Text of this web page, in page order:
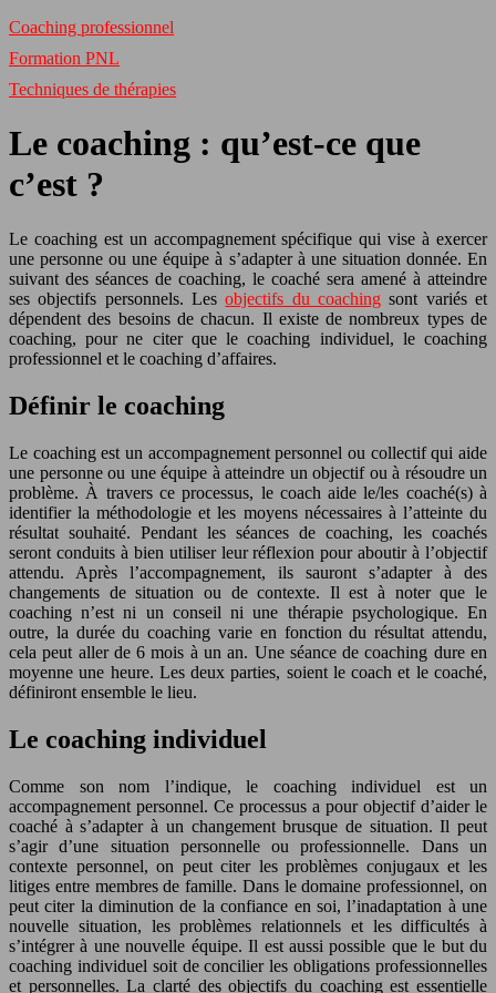
Coaching professionnel
Formation PNL
Techniques de thérapies
Le coaching : qu’est-ce que
c’est ?
Le coaching est un accompagnement spécifique qui vise à exercer
une personne ou une équipe à s’adapter à une situation donnée. En
suivant des séances de coaching, le coaché sera amené à atteindre
ses objectifs personnels. Lesobjectifs du coaching sont variés et
dépendent des besoins de chacun. Il existe de nombreux types de
coaching, pour ne citer que le coaching individuel, le coaching
professionnel et le coaching d’affaires.
Définir le coaching
Le coaching est un accompagnement personnel ou collectif qui aide
une personne ou une équipe à atteindre un objectif ou à résoudre un
problème. À travers ce processus, le coach aide le/les coaché(s) à
identifier la méthodologie et les moyens nécessaires à l’atteinte du
résultat souhaité. Pendant les séances de coaching, les coachés
seront conduits à bien utiliser leur réflexion pour aboutir à l’objectif
attendu. Après l’accompagnement, ils sauront s’adapter à des
changements de situation ou de contexte. Il est à noter que le
coaching n’est ni un conseil ni une thérapie psychologique. En
outre, la durée du coaching varie en fonction du résultat attendu,
cela peut aller de 6 mois à un an. Une séance de coaching dure en
moyenne une heure. Les deux parties, soient le coach et le coaché,
définiront ensemble le lieu.
Le coaching individuel
Comme son nom l’indique, le coaching individuel est un
accompagnement personnel. Ce processus a pour objectif d’aider le
coaché à s’adapter à un changement brusque de situation. Il peut
s’agir d’une situation personnelle ou professionnelle. Dans un
contexte personnel, on peut citer les problèmes conjugaux et les
litiges entre membres de famille. Dans le domaine professionnel, on
peut citer la diminution de la confiance en soi, l’inadaptation à une
nouvelle situation, les problèmes relationnels et les difficultés à
s’intégrer à une nouvelle équipe. Il est aussi possible que le but du
coaching individuel soit de concilier les obligations professionnelles
et personnelles. La clarté des objectifs du coaching est essentielle